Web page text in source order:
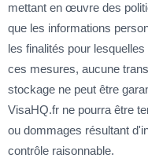
mettant en œuvre des
que les informations
les finalités pour
ces mesures, aucune
stockage ne peut être
VisaHQ.fr ne pourra être
ou dommages résultant
contrôle raisonnable.